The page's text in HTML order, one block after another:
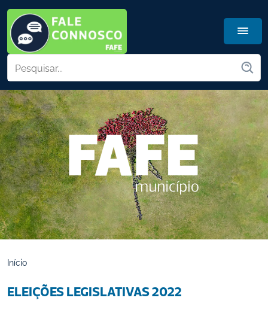
Início
ELEIÇÕES LEGISLATIVAS 2022